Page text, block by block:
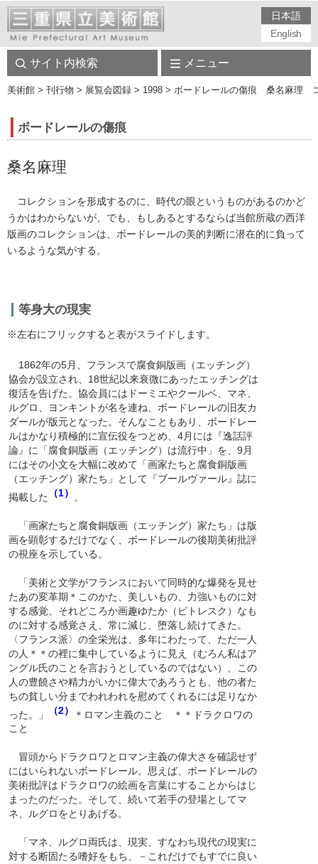
日本語
English
サイト内検索 メニュー
美術館 > 刊行物 > 展覧会図録 > 1998 > ボードレールの傷痕 桑名麻理
ボードレールの傷痕
桑名麻理
コレクションを形成するのに、時代の眼というものがあるのかど
うかはわからないが、でも、もしあるとするならば当館所蔵の西洋
版画のコレクションは、ボードレールの美的判断に潜在的に負って
いるような気がする。
等身大の現実
※左右にフリックすると表がスライドします。
1862年の5月、フランスで腐食銅版画（エッチング）
協会が設立され、18世紀以来衰微にあったエッチングは
復活を告げた。協会員にはドーミエやクールベ、マネ、
ルグロ、ヨンキントが名を連ね、ボードレールの旧友カ
ダールが版元となった。そんなこともあり、ボードレー
ルはかなり積極的に宣伝役をつとめ、4月には『逸話評
論』に「腐食銅版画（エッチング）は流行中」を、9月
にはその小文を大幅に改めて「画家たちと腐食銅版画
（エッチング）家たち」として『ブールヴァール』誌に
掲載した
（1） 。
「画家たちと腐食銅版画（エッチング）家たち」は版
画を顕彰するだけでなく、ボードレールの後期美術批評
の視座を示している。
「美術と文学がフランスにおいて同時的な爆発を見せ
たあの変革期＊このかた、美しいもの、力強いものに対
する感覚、それどころか画趣ゆたか（ピトレスク）なも
のに対する感覚さえ、常に減じ、堕落し続けてきた。
〈フランス派〉の全栄光は、多年にわたって、ただ一人
の人＊＊の裡に集中しているように見え（むろん私はア
ングル氏のことを言おうとしているのではない）、この
人の豊饒さや精力がいかに偉大であろうとも、他の者た
ちの貧しい分までわれわれを慰めてくれるには足りなか
った。」
（2）
＊ロマン主義のこと ＊＊ドラクロワの
こと
冒頭からドラクロワとロマン主義の偉大さを確認せず
にはいられないボードレール。思えば、ボードレールの
美術批評はドラクロワの絵画を言葉にすることからはじ
まったのだった。そして、続いて若手の登場としてマ
ネ、ルグロをとりあげる。
「マネ、ルグロ両氏は、現実、すなわち現代の現実に
対する断固たる嗜好をもち、－これだけでもすでに良い